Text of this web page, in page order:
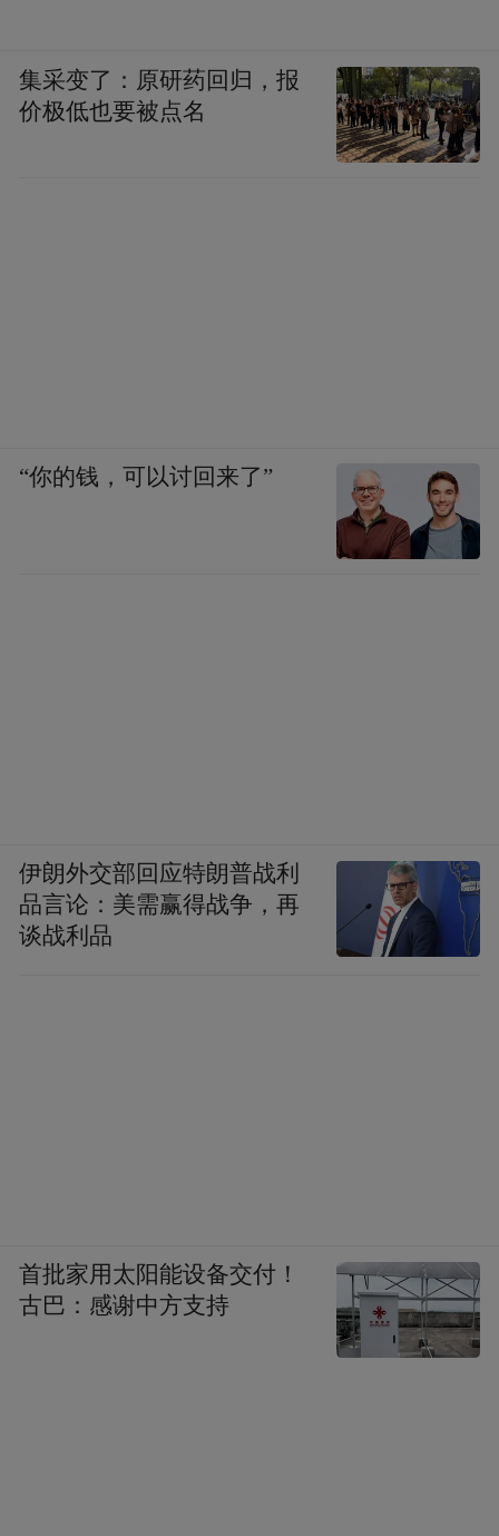
些松散的合作伙伴去合作，所以这是没有成
功的原因。但市场需求在那，所以我觉得三
点，第一个，我们要做手机，一定要有一个
机里边，我觉得一定要真正的去了解用户的
需求，第三个，手机也不是个单纯的硬件，
手机是个软硬结合，所以手机里的OS也非常
集采变了：原研药回归，报
价极低也要被点名
“你的钱，可以讨回来了”
伊朗外交部回应特朗普战利
品言论：美需赢得战争，再
谈战利品
首批家用太阳能设备交付！
古巴：感谢中方支持